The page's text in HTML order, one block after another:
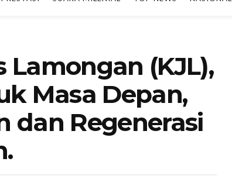
(KJL),
Masa Depan,
dan Regenerasi